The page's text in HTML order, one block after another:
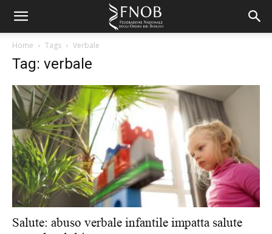
Home Tags Verbale
Tag: verbale
Salute: abuso verbale infantile impatta salute